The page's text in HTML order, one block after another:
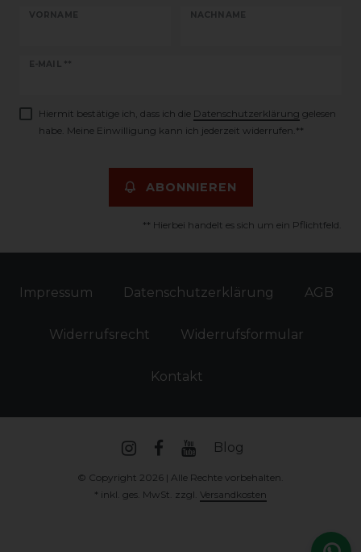
VORNAME NACHNAME
E-MAIL **
Newsletter
Hiermit bestätige ich, dass ich die Daten­schutz­erklärung gelesen
habe. Meine Einwilligung kann ich jederzeit widerrufen.**
ABONNIEREN
** Hierbei handelt es sich um ein Pflichtfeld.
Impressum Daten­schutz­erklärung AGB
Widerrufs­recht Widerrufs­formular
Kontakt
Blog
© Copyright 2026 | Alle Rechte vorbehalten.
* inkl. ges. MwSt. zzgl. Versandkosten